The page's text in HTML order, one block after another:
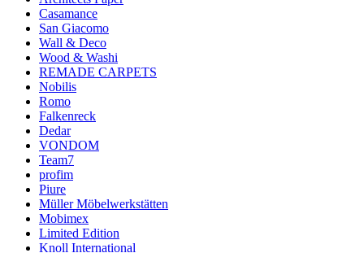
Casamance
San Giacomo
Wall & Deco
Wood & Washi
REMADE CARPETS
Nobilis
Romo
Falkenreck
Dedar
VONDOM
Team7
profim
Piure
Müller Möbelwerkstätten
Mobimex
Limited Edition
Knoll International